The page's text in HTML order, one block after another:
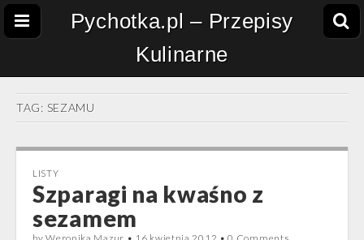
Pychotka.pl – Przepisy
Kulinarne
TAG: SEZAMU
LISTY
Szparagi na kwaśno z
sezamem